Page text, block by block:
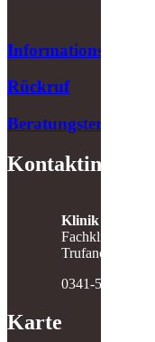
Informationsmaterial
Rückruf
Beratungstermin
Kontaktinfo
Klinik am
Fachklinik für
Trufanowstr.
0341-5611593
Karte